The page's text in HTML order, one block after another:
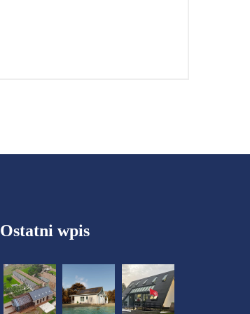
Ostatni wpis